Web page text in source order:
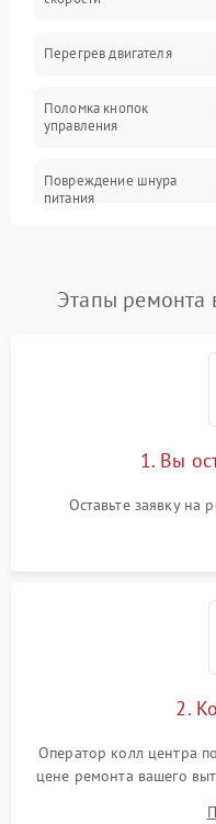
Перегрев двигателя
Поломка кнопок
управления
Повреждение шнура
питания
Этапы ремонта
1. Вы
Оставьте заявку на
2.
Оператор колл центра
цене ремонта вашего